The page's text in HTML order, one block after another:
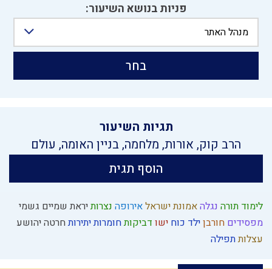
לימוד תורה נגלהאמונת ישראלאירופה נצרותיראת שמיים גשמי
מפסידים חורבןילד כוח ישו דביקותחומרות יתירותחרטהיהושע
עצלותתפילה
פניות בנושא השיעור:
מנהל האתר
בחר
תגיות השיעור
הרב קוק, אורות, מלחמה,בניין האומה, עולם
הוסף תגית